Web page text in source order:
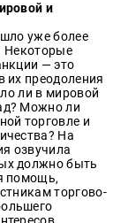
и
уже более
Некоторые
— это
их преодоления
ли в мировой
Можно ли
торговле и
На
озвучила
должно быть
помощь,
торгово-